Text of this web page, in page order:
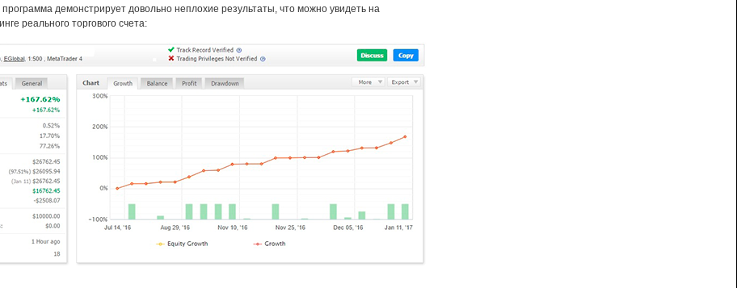
демонстрирует довольно неплохие результаты, что можно увидеть на
реального торгового счета: